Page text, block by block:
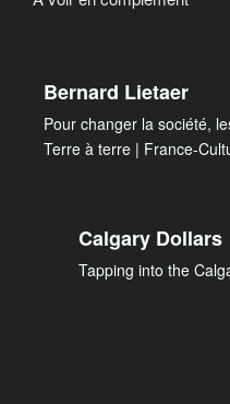
Bernard Lietaer
Pour changer la société,
Terre à terre | France-
Calgary Dollars
Tapping into the